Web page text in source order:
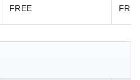
FREE